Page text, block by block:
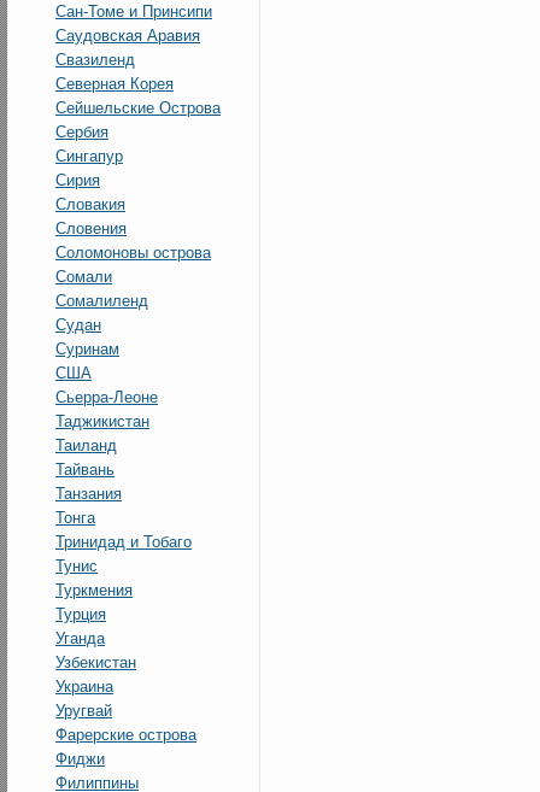
Сан-Томе и Принсипи
Саудовская Аравия
Свазиленд
Северная Корея
Сейшельские Острова
Сербия
Сингапур
Сирия
Словакия
Словения
Соломоновы острова
Сомали
Сомалиленд
Судан
Суринам
США
Сьерра-Леоне
Таджикистан
Таиланд
Тайвань
Танзания
Тонга
Тринидад и Тобаго
Тунис
Туркмения
Турция
Уганда
Узбекистан
Украина
Уругвай
Фарерские острова
Фиджи
Филиппины